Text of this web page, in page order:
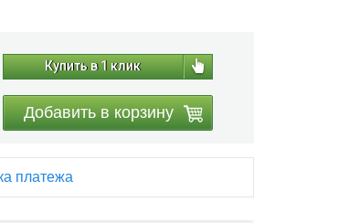
Купить в 1 клик
Добавить в корзину
платежа